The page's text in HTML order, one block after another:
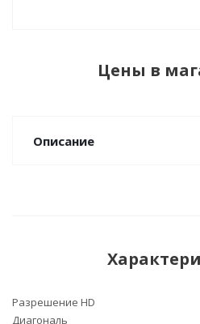
Цены в
Описание
Разрешение HD
Диагональ